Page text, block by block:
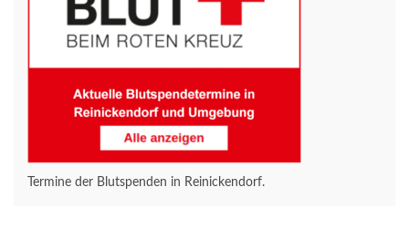
Termine der Blutspenden in Reinickendorf.